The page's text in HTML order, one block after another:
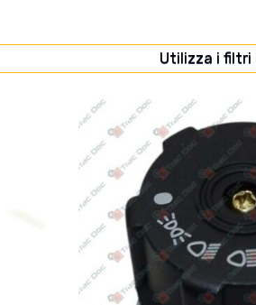
Utilizza i filtri